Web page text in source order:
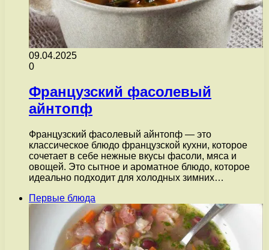
09.04.2025
0
Французский фасолевый
айнтопф
Французский фасолевый айнтопф — это
классическое блюдо французской кухни, которое
сочетает в себе нежные вкусы фасоли, мяса и
овощей. Это сытное и ароматное блюдо, которое
идеально подходит для холодных зимних…
Первые блюда